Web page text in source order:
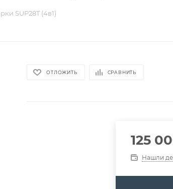
SUP28T (4в1)
ОТЛОЖИТЬ СРАВНИТЬ
125
Нашли